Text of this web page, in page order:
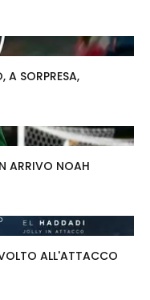
A SORPRESA,
ARRIVO NOAH
ALL'ATTACCO